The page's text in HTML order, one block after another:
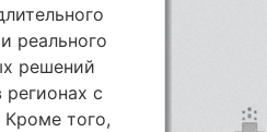
реального
решений
с
Кроме того,